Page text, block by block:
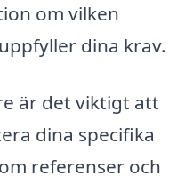
om vilken
dina krav.
är det viktigt att
dina specifika
referenser och